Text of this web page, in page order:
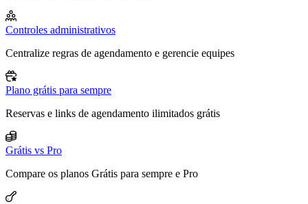
Controles administrativos
Centralize regras de agendamento e gerencie equipes
Plano grátis para sempre
Reservas e links de agendamento ilimitados grátis
Grátis vs Pro
Compare os planos Grátis para sempre e Pro